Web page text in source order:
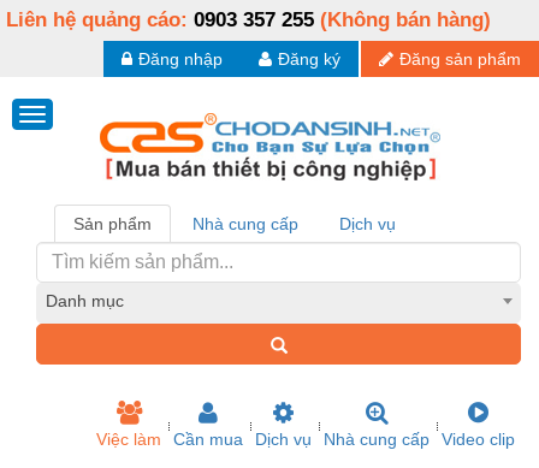
Liên hệ quảng cáo: 0903 357 255 (Không bán hàng)
Đăng sản phẩm
Đăng ký
Đăng nhập
Sản phẩm Nhà cung cấp Dịch vụ
Danh mục
Việc làm Cần mua Dịch vụ Nhà cung cấp Video clip